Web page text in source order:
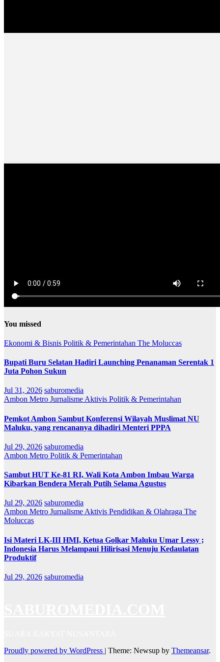
You missed
Ekonomi & Bisnis Politik & Pemerintahan The Moluccas
Bupati Buru Selatan Hadiri Launching Penanaman Serentak 1
Juta Pohon Sukun
Jul 31, 2026 saburomedia
Ambon Metro Jurnalisme Aktivis Politik & Pemerintahan
Pemkot Ambon Sambut Konferensi Wilayah Muslimat NU
Maluku, yang rencananya dihadiri Menteri PPPA
Jul 29, 2026 saburomedia
Ambon Metro Politik & Pemerintahan
Sambut HUT Ke-81 RI, Wali Kota Ambon Imbau Warga
Kibarkan Bendera Merah Putih Selama Agustus
Jul 29, 2026 saburomedia
Ambon Metro Jurnalisme Aktivis Pendidikan & Olahraga The
Moluccas
Isi Materi LK-III HMI, Ketua Golkar Maluku Umar Lessy ;
Indonesia Harus Melampaui Hilirisasi Menuju Kedaulatan
Produktif
Jul 29, 2026 saburomedia
Proudly powered by WordPress | Theme: Newsup by Themeansar.